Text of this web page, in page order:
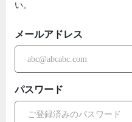
い。
メールアドレス
パスワード